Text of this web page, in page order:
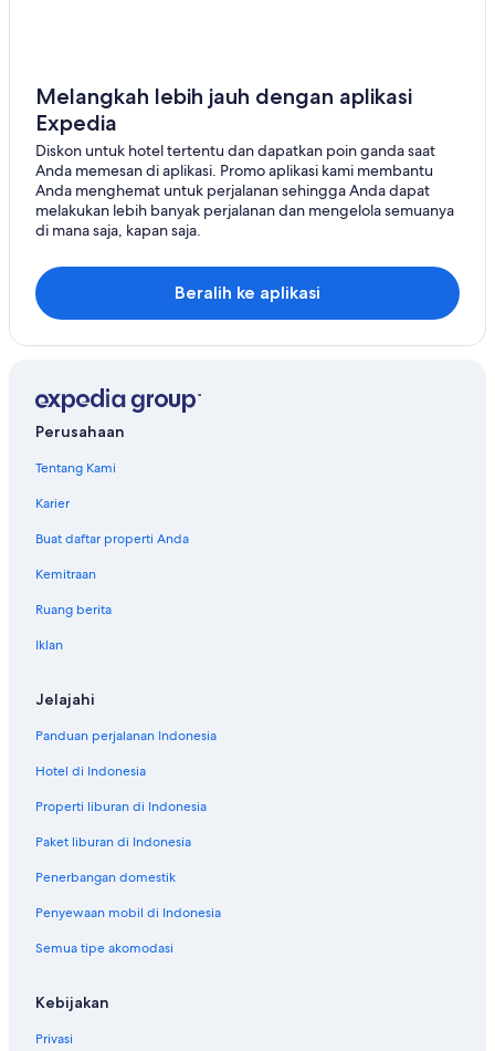
Hotel di Kananaskis
Hotel di La Dore
Hotel di Labelle
Hotel di Ludlow
Hotel di Malagash
Hotel di Ponteix
Hotel di Red Willow
Hotel di Saskatoon
Hotel di St. Andrews
Hotel di St-Nicholas
Hotel di Youngs Cove
Melangkah lebih jauh dengan aplikasi
Expedia
Diskon untuk hotel tertentu dan dapatkan poin ganda saat
Anda memesan di aplikasi. Promo aplikasi kami membantu
Anda menghemat untuk perjalanan sehingga Anda dapat
melakukan lebih banyak perjalanan dan mengelola semuanya
di mana saja, kapan saja.
Beralih ke aplikasi
Perusahaan
Tentang Kami
Karier
Buat daftar properti Anda
Kemitraan
Ruang berita
Iklan
Jelajahi
Panduan perjalanan Indonesia
Hotel di Indonesia
Properti liburan di Indonesia
Paket liburan di Indonesia
Penerbangan domestik
Penyewaan mobil di Indonesia
Semua tipe akomodasi
Kebijakan
Privasi